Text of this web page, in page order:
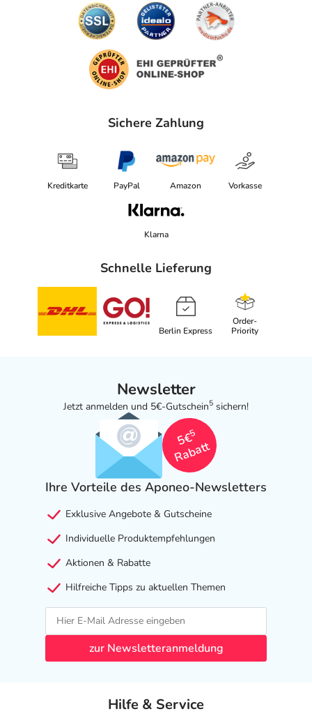
Sichere Zahlung
Kreditkarte PayPal Amazon Vorkasse
Klarna
Schnelle Lieferung
Berlin Express
Order-
Priority
Newsletter
Jetzt anmelden und 5€-Gutschein5 sichern!
5€
5
Rabatt
Ihre Vorteile des Aponeo-Newsletters
Exklusive Angebote & Gutscheine
Individuelle Produktempfehlungen
Aktionen & Rabatte
Hilfreiche Tipps zu aktuellen Themen
zur Newsletteranmeldung
Hilfe & Service